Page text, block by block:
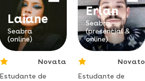
Laiane
Seabra
(online)
Novata
Estudante de
Erlan
Seabra
(presencial &
online)
Novato
Estudante de